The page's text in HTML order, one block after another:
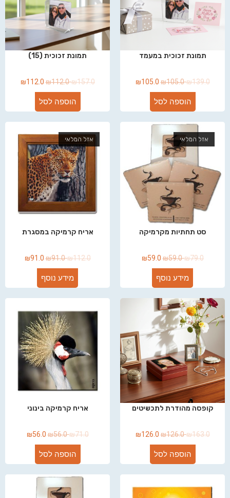
תמונת זכוכית במעמד
₪139.0
₪105.0
₪105.0
הוספה לסל
תמונת זכוכית (15)
₪157.0
₪112.0
₪112.0
הוספה לסל
אזל המלאי
סט תחתיות מקרמיקה
₪79.0
₪59.0
₪59.0
מידע נוסף
אזל המלאי
אריח קרמיקה במסגרת
₪112.0
₪91.0
₪91.0
מידע נוסף
קופסה מהודרת לתכשיטים
₪163.0
₪126.0
₪126.0
הוספה לסל
אריח קרמיקה בינוני
₪71.0
₪56.0
₪56.0
הוספה לסל